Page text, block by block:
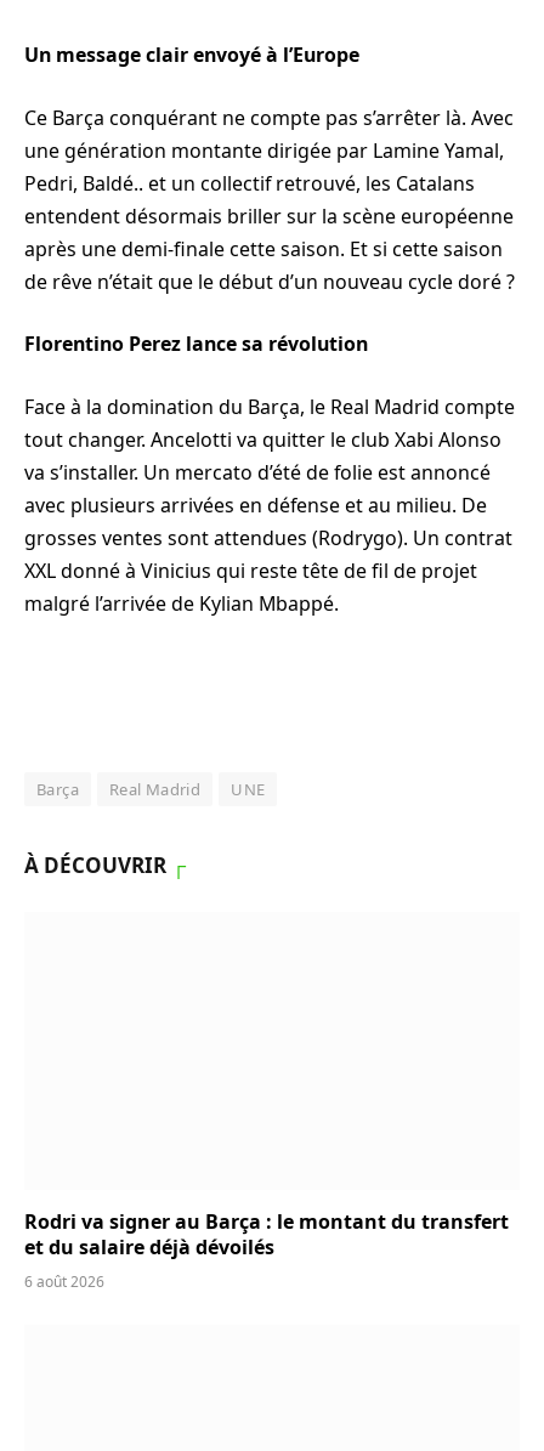
Un message clair envoyé à l’Europe
Ce Barça conquérant ne compte pas s’arrêter là. Avec
une génération montante dirigée par Lamine Yamal,
Pedri, Baldé.. et un collectif retrouvé, les Catalans
entendent désormais briller sur la scène européenne
après une demi-finale cette saison. Et si cette saison
de rêve n’était que le début d’un nouveau cycle doré ?
Florentino Perez lance sa révolution
Face à la domination du Barça, le Real Madrid compte
tout changer. Ancelotti va quitter le club Xabi Alonso
va s’installer. Un mercato d’été de folie est annoncé
avec plusieurs arrivées en défense et au milieu. De
grosses ventes sont attendues (Rodrygo). Un contrat
XXL donné à Vinicius qui reste tête de fil de projet
malgré l’arrivée de Kylian Mbappé.
Barça Real Madrid UNE
À DÉCOUVRIR ┌
Rodri va signer au Barça : le montant du transfert
et du salaire déjà dévoilés
6 août 2026